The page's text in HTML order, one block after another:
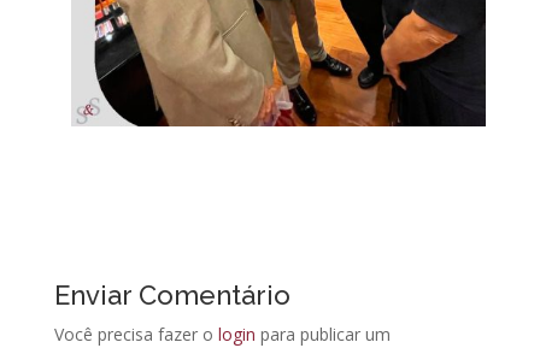
Enviar Comentário
Você precisa fazer o login para publicar um